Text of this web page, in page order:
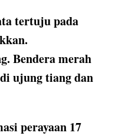
tertuju pada
Bendera merah
ujung tiang dan
perayaan 17